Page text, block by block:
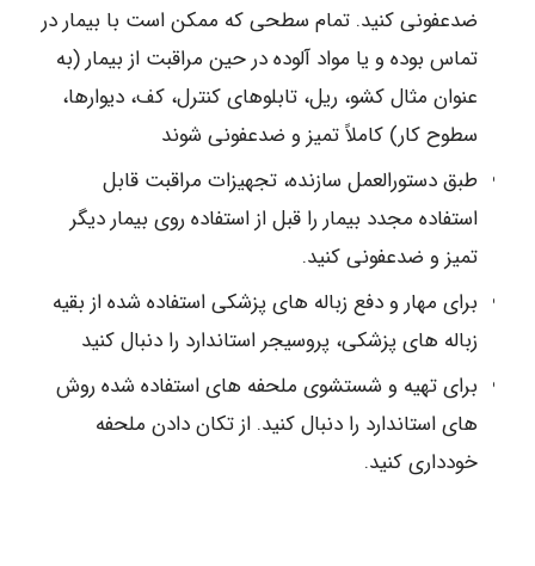
ضدعفونی کنید. تمام سطحی که ممکن است با بیمار در
تماس بوده و یا مواد آلوده در حین مراقبت از بیمار (به
عنوان مثال کشو، ریل، تابلوهای کنترل، کف، دیوارها،
سطوح کار) کاملاً تمیز و ضدعفونی شوند
طبق دستورالعمل سازنده، تجهیزات مراقبت قابل
استفاده مجدد بیمار را قبل از استفاده روی بیمار دیگر
تمیز و ضدعفونی کنید.
برای مهار و دفع زباله های پزشکی استفاده شده از بقیه
زباله های پزشکی، پروسیجر استاندارد را دنبال کنید
برای تهیه و شستشوی ملحفه های استفاده شده روش
های استاندارد را دنبال کنید. از تکان دادن ملحفه
خودداری کنید.